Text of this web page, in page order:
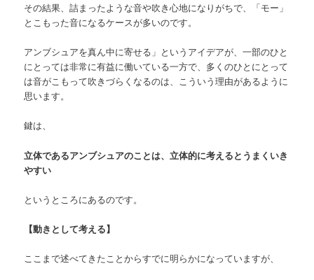
その結果、詰まったような音や吹き心地になりがちで、「モー」
とこもった音になるケースが多いのです。
アンブシュアを真ん中に寄せる」というアイデアが、一部のひと
にとっては非常に有益に働いている一方で、多くのひとにとって
は音がこもって吹きづらくなるのは、こういう理由があるように
思います。
鍵は、
立体であるアンブシュアのことは、立体的に考えるとうまくいき
やすい
というところにあるのです。
【動きとして考える】
ここまで述べてきたことからすでに明らかになっていますが、